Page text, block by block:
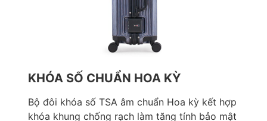
KHÓA SỐ CHUẨN HOA KỲ
Bộ đôi khóa số TSA âm chuẩn Hoa kỳ kết hợp
khóa khung chống rạch làm tăng tính bảo mật